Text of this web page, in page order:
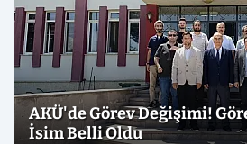
AKÜ'de Görev Değişimi!
İsim Belli Oldu